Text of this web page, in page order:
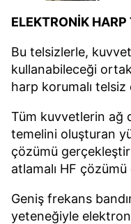
ELEKTRONİK
Bu telsizlerle,
kullanabileceği
harp korumalı
Tüm kuvvetlerin ağ
temelini oluşturan
çözümü
atlamalı HF
Geniş frekans
yeteneğiyle